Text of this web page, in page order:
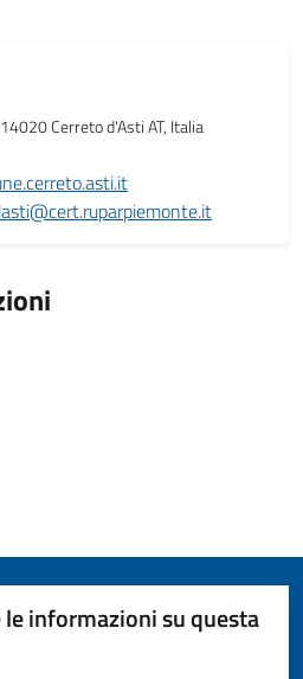
Cerreto d'Asti AT, Italia
informazioni su questa